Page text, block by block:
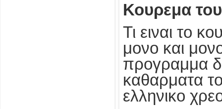
Κουρεμα
Τι ειναι το
μονο και
προγραμμα
καθαρματα
ελληνικο